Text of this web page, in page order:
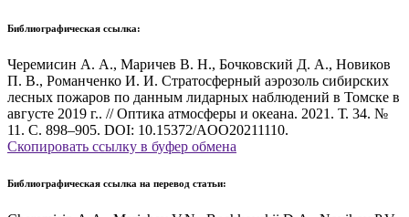
Библиографическая ссылка:
Черемисин А. А., Маричев В. Н., Бочковский Д. А., Новиков
П. В., Романченко И. И. Стратосферный аэрозоль сибирских
лесных пожаров по данным лидарных наблюдений в Томске в
августе 2019 г.. // Оптика атмосферы и океана. 2021. Т. 34. №
11. С. 898–905. DOI: 10.15372/AOO20211110.
Скопировать ссылку в буфер обмена
Библиографическая ссылка на перевод статьи: